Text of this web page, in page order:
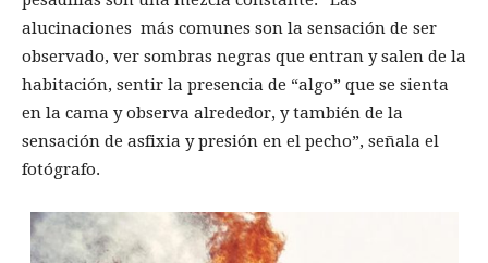
alucinaciones más comunes son la sensación de ser
observado, ver sombras negras que entran y salen de la
habitación, sentir la presencia de “algo” que se sienta
en la cama y observa alrededor, y también de la
sensación de asfixia y presión en el pecho”, señala el
fotógrafo.